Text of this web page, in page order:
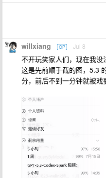
willxiang OP Jul 8
不开玩笑家人们，现在我没
这是先前顺手截的图，5.3
分，前后不到一分钟就被戏